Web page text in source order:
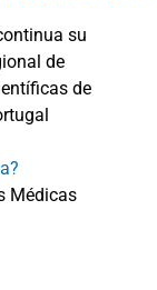
su
de
de
Médicas